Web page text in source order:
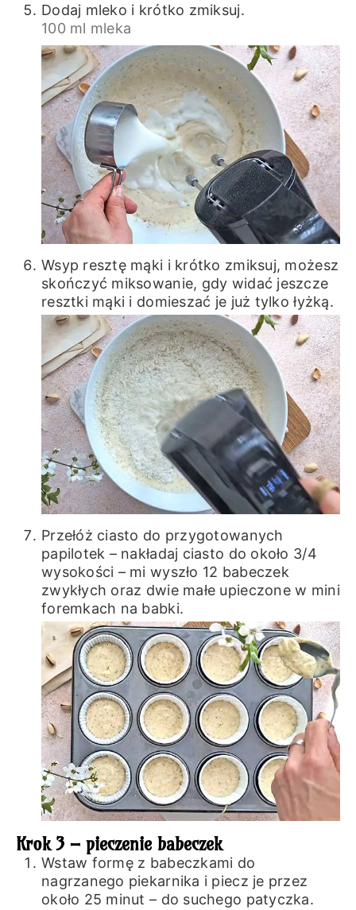
Dodaj mleko i krótko zmiksuj.
100 ml mleka
Wsyp resztę mąki i krótko zmiksuj, możesz
skończyć miksowanie, gdy widać jeszcze
resztki mąki i domieszać je już tylko łyżką.
Przełóż ciasto do przygotowanych
papilotek – nakładaj ciasto do około 3/4
wysokości – mi wyszło 12 babeczek
zwykłych oraz dwie małe upieczone w mini
foremkach na babki.
Krok 3 – pieczenie babeczek
Wstaw formę z babeczkami do
nagrzanego piekarnika i piecz je przez
około 25 minut – do suchego patyczka.